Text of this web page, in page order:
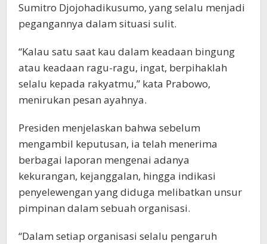
Sumitro Djojohadikusumo, yang selalu menjadi
pegangannya dalam situasi sulit.
“Kalau satu saat kau dalam keadaan bingung
atau keadaan ragu-ragu, ingat, berpihaklah
selalu kepada rakyatmu,” kata Prabowo,
menirukan pesan ayahnya.
Presiden menjelaskan bahwa sebelum
mengambil keputusan, ia telah menerima
berbagai laporan mengenai adanya
kekurangan, kejanggalan, hingga indikasi
penyelewengan yang diduga melibatkan unsur
pimpinan dalam sebuah organisasi.
“Dalam setiap organisasi selalu pengaruh